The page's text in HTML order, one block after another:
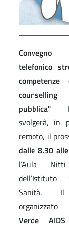
Convegno
telefonico
pubblica"
svolgerà, in
remoto, il
dalle 8.30
l’Aula
dell’Istituto
Sanità. Il
Verde